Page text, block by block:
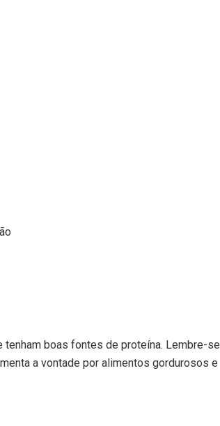
boas fontes de proteína. Lembre-se
a vontade por alimentos gordurosos e